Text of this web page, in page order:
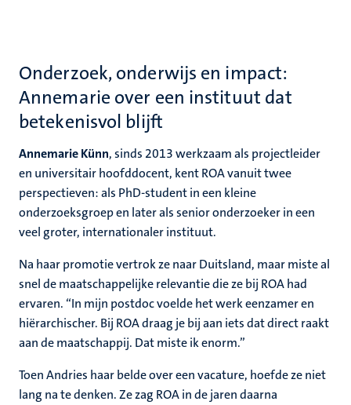
Onderzoek, onderwijs en impact:
Annemarie over een instituut dat
betekenisvol blijft
Annemarie Künn, sinds 2013 werkzaam als projectleider
en universitair hoofddocent, kent ROA vanuit twee
perspectieven: als PhD‑student in een kleine
onderzoeksgroep en later als senior onderzoeker in een
veel groter, internationaler instituut.
Na haar promotie vertrok ze naar Duitsland, maar miste al
snel de maatschappelijke relevantie die ze bij ROA had
ervaren. “In mijn postdoc voelde het werk eenzamer en
hiërarchischer. Bij ROA draag je bij aan iets dat direct raakt
aan de maatschappij. Dat miste ik enorm.”
Toen Andries haar belde over een vacature, hoefde ze niet
lang na te denken. Ze zag ROA in de jaren daarna